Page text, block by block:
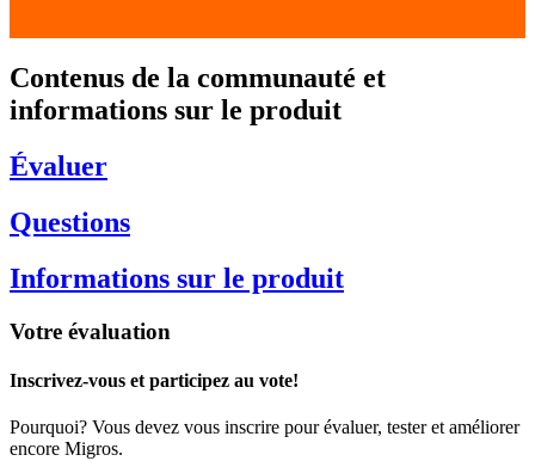
Contenus de la communauté et
informations sur le produit
Évaluer
Questions
Informations sur le produit
Votre évaluation
Inscrivez-vous et participez au vote!
Pourquoi? Vous devez vous inscrire pour évaluer, tester et améliorer
encore Migros.